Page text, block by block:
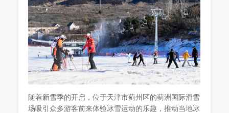
随着新雪季的开启，位于天津市蓟州区的蓟洲国际滑雪
场吸引众多游客前来体验冰雪运动的乐趣，推动当地冰